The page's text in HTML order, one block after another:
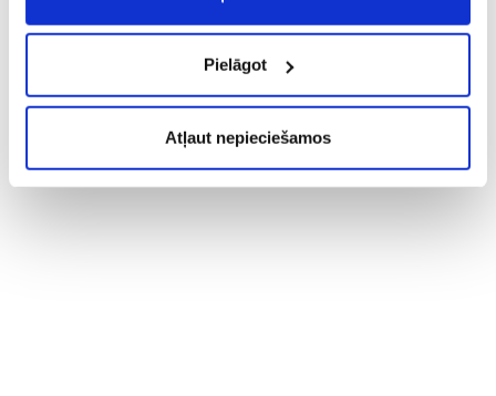
Pielāgot
Atļaut nepieciešamos